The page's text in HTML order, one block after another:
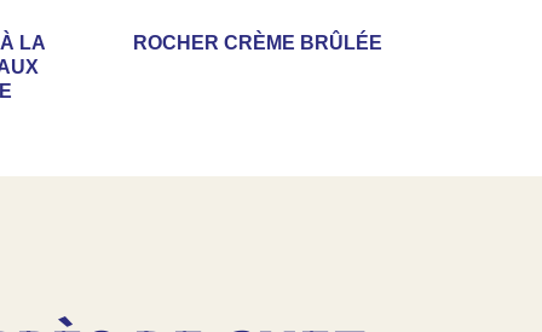
LA
ROCHER CRÈME BRÛLÉE